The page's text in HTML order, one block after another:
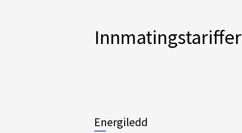
Innmatingstariffer
Energiledd